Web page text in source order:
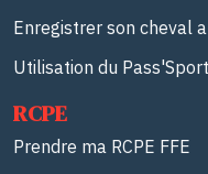
Enregistrer son cheval
Utilisation du Pass'Sport
RCPE
Prendre ma RCPE FFE